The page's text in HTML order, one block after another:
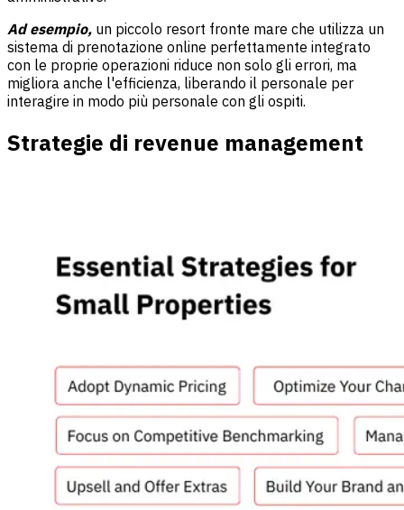
Ad esempio, un piccolo resort fronte mare che utilizza un
sistema di prenotazione online perfettamente integrato
con le proprie operazioni riduce non solo gli errori, ma
migliora anche l'efficienza, liberando il personale per
interagire in modo più personale con gli ospiti.
Strategie di revenue management